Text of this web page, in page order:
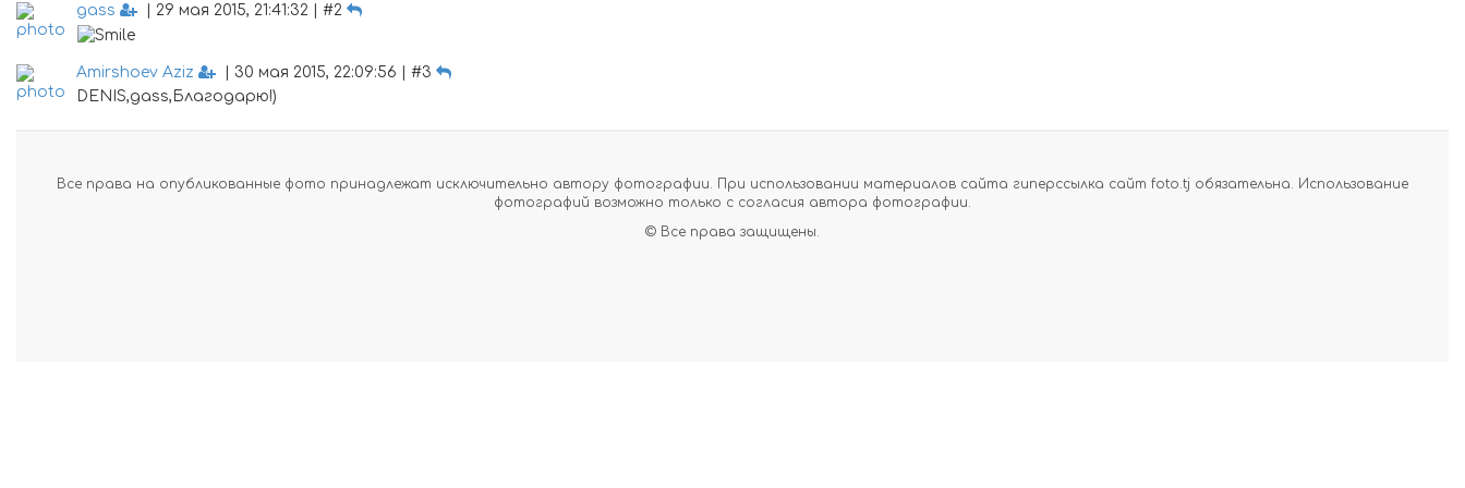
gass | 29 мая 2015, 21:41:32 | #2
Amirshoev Aziz
| 30 мая 2015, 22:09:56 | #3
DENIS,gass,Благодарю!)
Все права на опубликованные фото принадлежат исключительно автору фотографии. При использовании материалов сайта гиперссылка сайт foto.tj обязательна. Использование
фотографий возможно только с согласия автора фотографии.
© Все права защищены.